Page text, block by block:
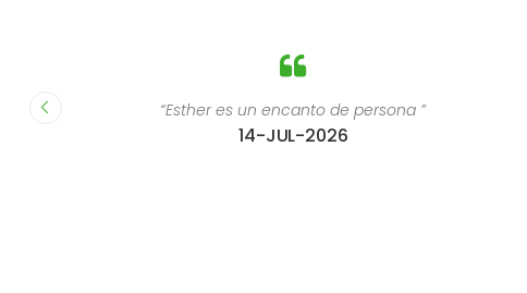
“Esther es un encanto de persona ”
14-JUL-2026